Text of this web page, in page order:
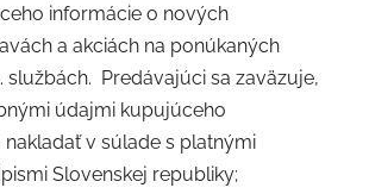
informácie o nových
a akciách na ponúkaných
službách. Predávajúci sa zaväzuje,
údajmi kupujúceho
v súlade s platnými
Slovenskej republiky;